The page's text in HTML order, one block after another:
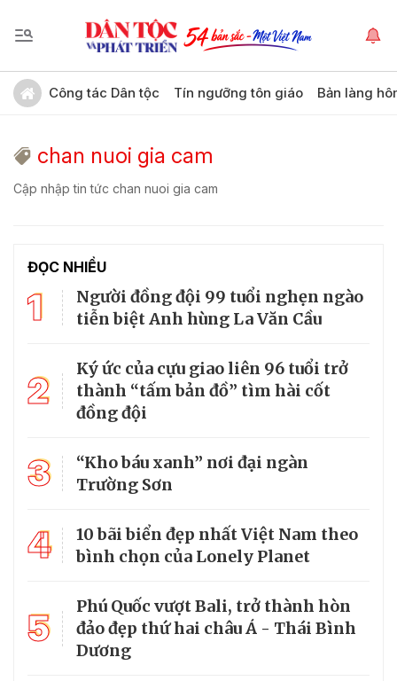
Công tác Dân tộc Tín ngưỡng tôn giáo Bản làng
chan nuoi gia cam
Cập nhập tin tức chan nuoi gia cam
ĐỌC NHIỀU
1
Người đồng đội 99 tuổi nghẹn ngào
tiễn biệt Anh hùng La Văn Cầu
2
Ký ức của cựu giao liên 96 tuổi trở
thành “tấm bản đồ” tìm hài cốt
đồng đội
3
“Kho báu xanh” nơi đại ngàn
Trường Sơn
4
10 bãi biển đẹp nhất Việt Nam theo
bình chọn của Lonely Planet
5
Phú Quốc vượt Bali, trở thành hòn
đảo đẹp thứ hai châu Á - Thái Bình
Dương